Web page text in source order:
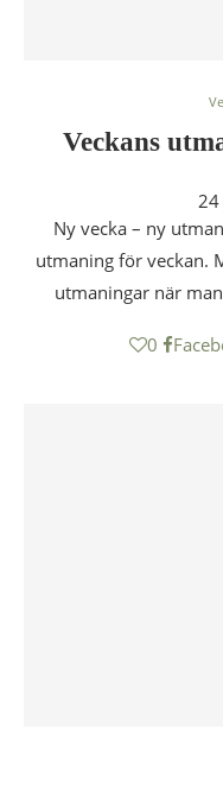
Veckans
24
Ny vecka – ny
utmaning för veckan.
utmaningar när
0